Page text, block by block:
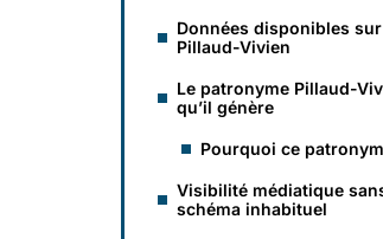
Données disponibles
Pillaud-Vivien
Le patronyme Pillaud-
qu’il génère
Pourquoi ce
Visibilité médiatique
schéma inhabituel